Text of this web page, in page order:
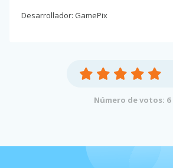
Desarrollador: GamePix
Número de votos: 6